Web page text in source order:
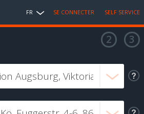
FR SE CONNECTER SELF SERVICE